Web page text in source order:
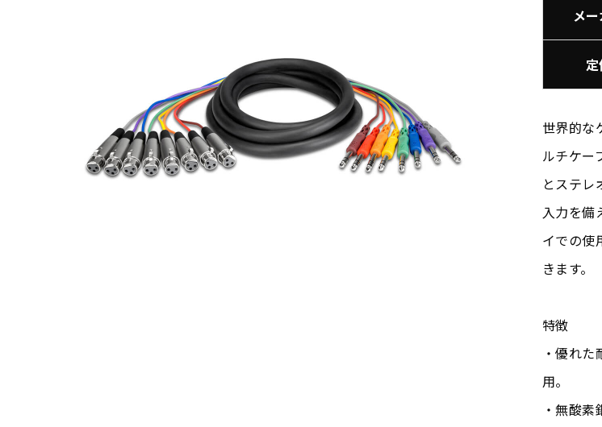
メ
世界的な
ルチケー
とステレ
入力を備
イでの使
きます。
特徴
・優れ
用。
・無酸